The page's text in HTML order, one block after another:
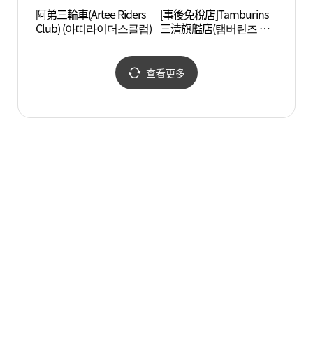
阿弟三輪車(Artee Riders
Club) (아띠라이더스클럽)
[事後免稅店]Tamburins
三清旗艦店(탬버린즈 삼
查看更多